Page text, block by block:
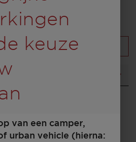
deels speciale uitvoeringen
voertuigen
model
keuze
van een camper,
urban vehicle (hierna: